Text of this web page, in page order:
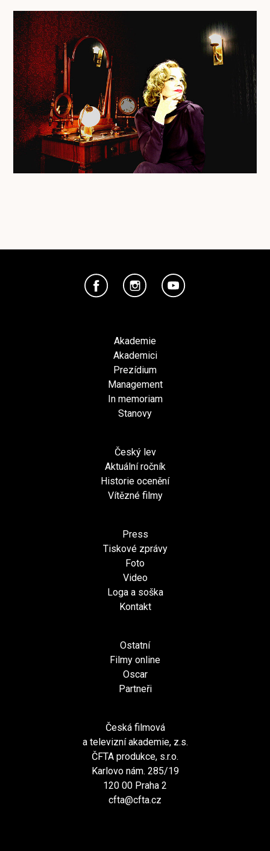
Akademie
Akademici
Prezídium
Management
In memoriam
Stanovy
Český lev
Aktuální ročník
Historie ocenění
Vítězné filmy
Press
Tiskové zprávy
Foto
Video
Loga a soška
Kontakt
Ostatní
Filmy online
Oscar
Partneři
Česká filmová
a televizní akademie, z.s.
ČFTA produkce, s.r.o.
Karlovo nám. 285/19
120 00 Praha 2
cfta@cfta.cz